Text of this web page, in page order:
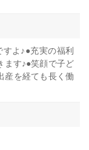
よ♪●充実の福利
ます♪●笑顔で子ど
産を経ても長く働